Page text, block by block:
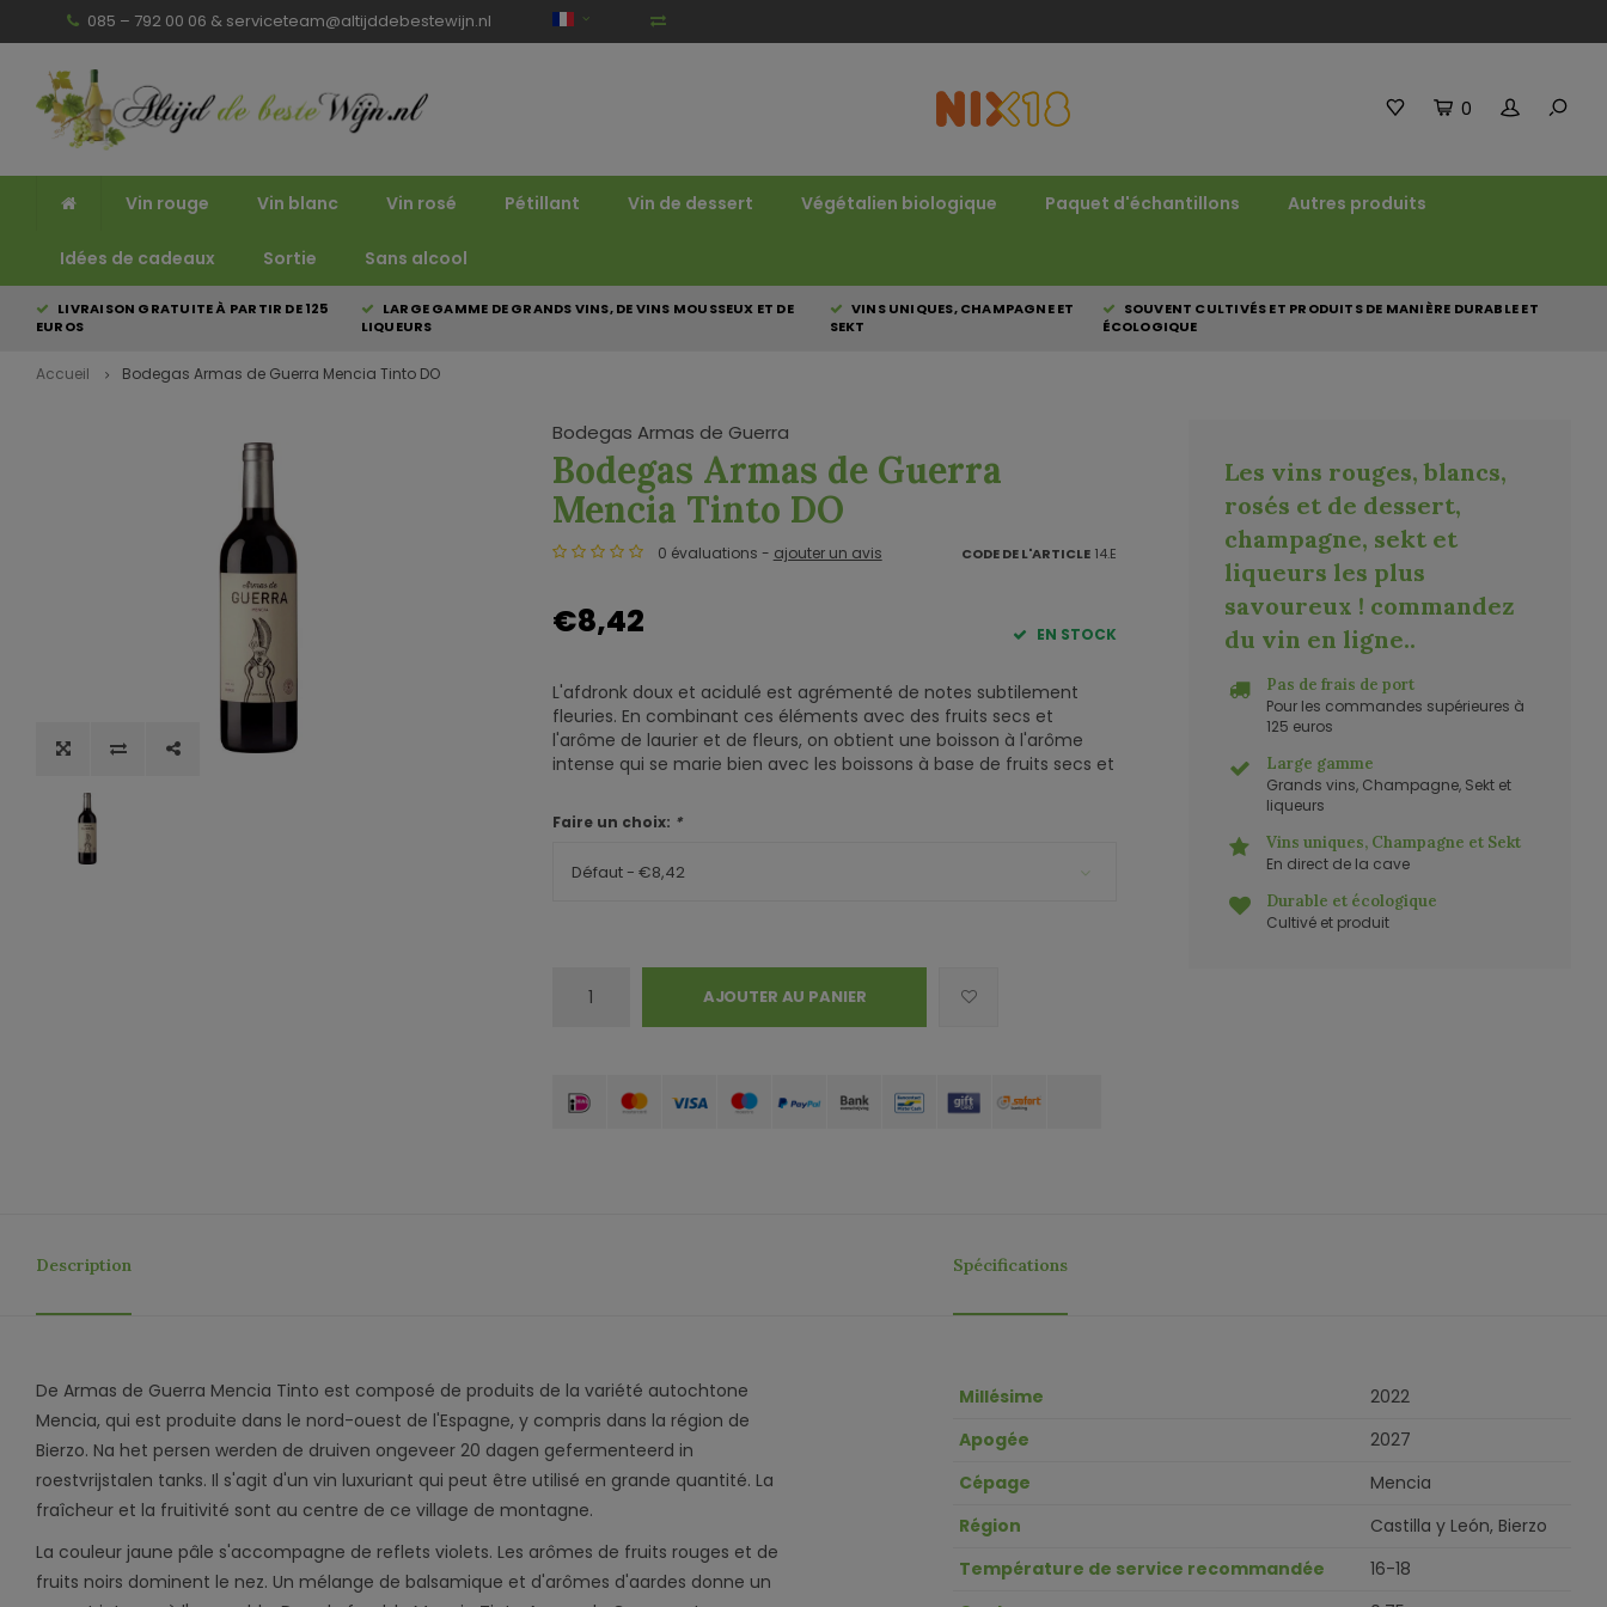
085 – 792 00 06 & serviceteam@altijddebestewijn.nl
0
Vin rouge Vin blanc Vin rosé Pétillant Vin de dessert Végétalien biologique Paquet d'échantillons Autres produits
Idées de cadeaux Sortie Sans alcool
LIVRAISON GRATUITE À PARTIR DE 125
EUROS
LARGE GAMME DE GRANDS VINS, DE VINS MOUSSEUX ET DE
LIQUEURS
VINS UNIQUES, CHAMPAGNE ET
SEKT
SOUVENT CULTIVÉS ET PRODUITS DE MANIÈRE DURABLE ET
ÉCOLOGIQUE
Accueil Bodegas Armas de Guerra Mencia Tinto DO
Bodegas Armas de Guerra
Bodegas Armas de Guerra
Mencia Tinto DO
0 évaluations - ajouter un avis CODE DE L'ARTICLE14.E
€8,42 EN STOCK
L'afdronk doux et acidulé est agrémenté de notes subtilement
fleuries. En combinant ces éléments avec des fruits secs et
l'arôme de laurier et de fleurs, on obtient une boisson à l'arôme
intense qui se marie bien avec les boissons à base de fruits secs et
Faire un choix: *
Défaut - €8,42
AJOUTER AU PANIER
Les vins rouges, blancs,
rosés et de dessert,
champagne, sekt et
liqueurs les plus
savoureux ! commandez
du vin en ligne..
Pas de frais de port
Pour les commandes supérieures à
125 euros
Large gamme
Grands vins, Champagne, Sekt et
liqueurs
Vins uniques, Champagne et Sekt
En direct de la cave
Durable et écologique
Cultivé et produit
Description Spécifications
De Armas de Guerra Mencia Tinto est composé de produits de la variété autochtone
Mencia, qui est produite dans le nord-ouest de l'Espagne, y compris dans la région de
Bierzo. Na het persen werden de druiven ongeveer 20 dagen gefermenteerd in
roestvrijstalen tanks. Il s'agit d'un vin luxuriant qui peut être utilisé en grande quantité. La
fraîcheur et la fruitivité sont au centre de ce village de montagne.
La couleur jaune pâle s'accompagne de reflets violets. Les arômes de fruits rouges et de
fruits noirs dominent le nez. Un mélange de balsamique et d'arômes d'aardes donne un
Millésime
2022
Apogée
2027
Cépage
Mencia
Région
Castilla y León, Bierzo
Température de service recommandée
16-18